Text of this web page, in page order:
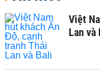
Việt
Lan và